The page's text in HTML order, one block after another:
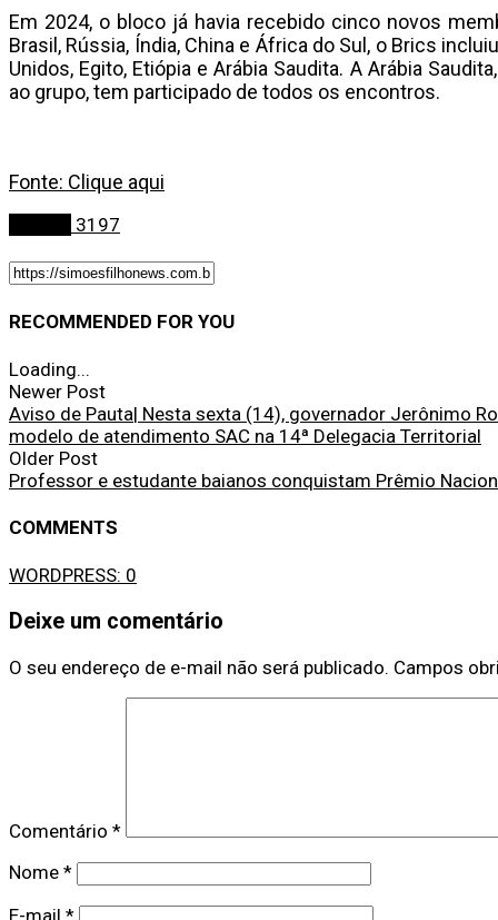
Em 2024, o bloco já havia recebido cinco novos
Brasil, Rússia, Índia, China e África do Sul, o Brics
Unidos, Egito, Etiópia e Arábia Saudita. A Arábia
ao grupo, tem participado de todos os encontros.
Fonte: Clique aqui
3197
RECOMMENDED FOR YOU
Loading...
Newer Post
Aviso de Pauta| Nesta sexta (14), governador Jerônimo
modelo de atendimento SAC na 14ª Delegacia Territorial
Older Post
Professor e estudante baianos conquistam Prêmio
COMMENTS
WORDPRESS: 0
Deixe um comentário
O seu endereço de e-mail não será publicado. Campos
Comentário *
Nome *
E-mail *